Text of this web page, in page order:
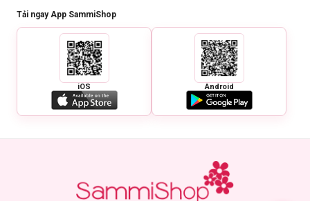
Tải ngay App SammiShop
iOS Android